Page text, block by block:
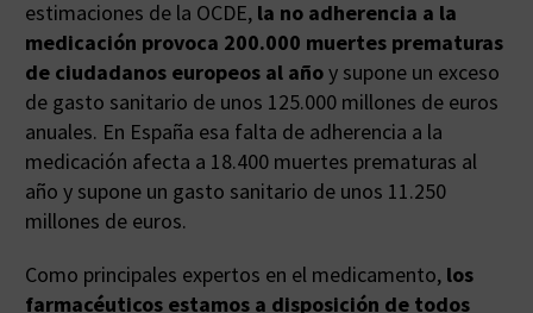
estimaciones de la OCDE, la no adherencia a la
medicación provoca 200.000 muertes prematuras
de ciudadanos europeos al añoy supone un exceso
de gasto sanitario de unos 125.000 millones de euros
anuales. En España esa falta de adherencia a la
medicación afecta a 18.400 muertes prematuras al
año y supone un gasto sanitario de unos 11.250
millones de euros.
Como principales expertos en el medicamento, los
farmacéuticos estamos a disposición de todos